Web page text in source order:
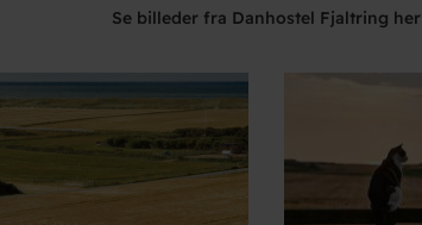
Se billeder fra Danhostel Fjaltring her